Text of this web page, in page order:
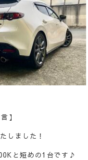
】
しました！
と短めの1台です♪